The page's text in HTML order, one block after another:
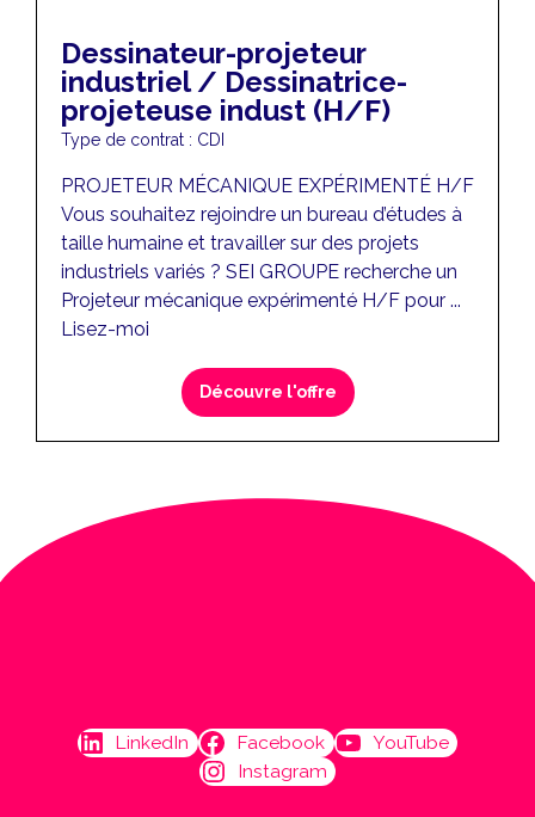
Dessinateur-projeteur
industriel / Dessinatrice-
projeteuse indust (H/F)
Type de contrat : CDI
PROJETEUR MÉCANIQUE EXPÉRIMENTÉ H/F
Vous souhaitez rejoindre un bureau d’études à
taille humaine et travailler sur des projets
industriels variés ? SEI GROUPE recherche un
Projeteur mécanique expérimenté H/F pour ...
Lisez-moi
Découvre l'offre
LinkedIn Facebook
YouTube
Instagram